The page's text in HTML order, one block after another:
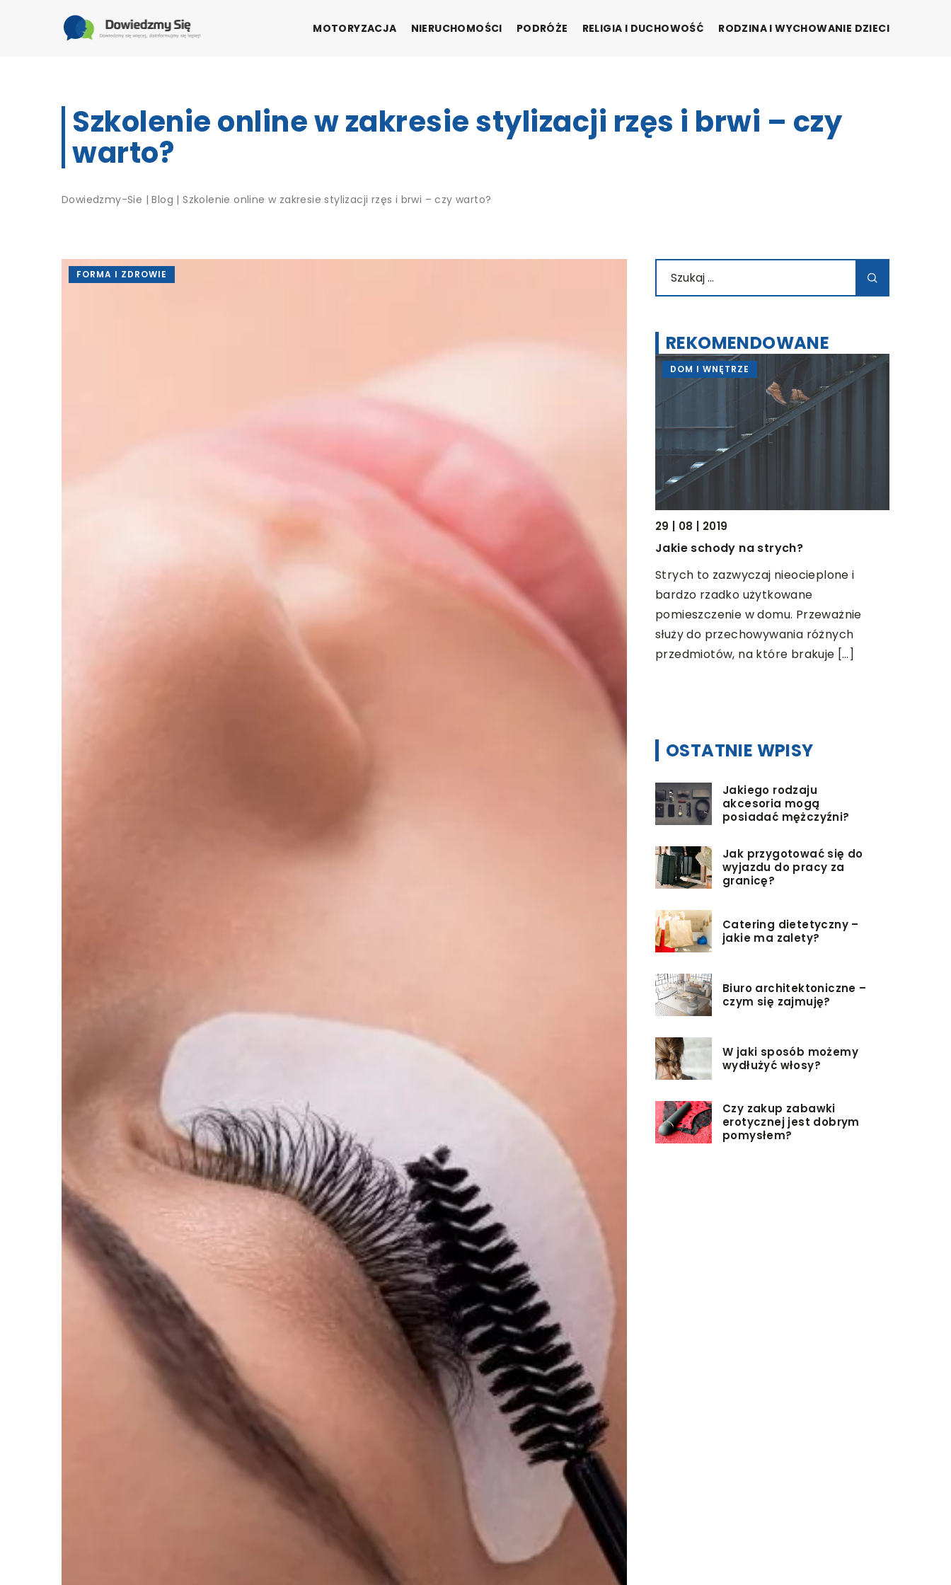
MOTORYZACJA NIERUCHOMOŚCI PODRÓŻE RELIGIA I DUCHOWOŚĆ RODZINA I WYCHOWANIE DZIECI
Szkolenie online w zakresie stylizacji rzęs i brwi – czy
warto?
Dowiedzmy-Sie |Blog |Szkolenie online w zakresie stylizacji rzęs i brwi – czy warto?
FORMA I ZDROWIE
REKOMENDOWANE
25 | 02 | 2021
Najpopularniejsze smartfony do
pracy w trudnych warunkach
Obecnie na rynku istnieje wiele
interesujących urządzeń
elektronicznych, które cechuje
niezwykła wytrzymałość i wiele
popularnych możliwości. Ponadto
DOM I WNĘTRZE
29 | 08 | 2019
Jakie schody na strych?
Strych to zazwyczaj nieocieplone i
bardzo rzadko użytkowane
pomieszczenie w domu. Przeważnie
służy do przechowywania różnych
przedmiotów, na które brakuje […]
OSTATNIE WPISY
Jakiego rodzaju
akcesoria mogą
posiadać mężczyźni?
Jak przygotować się do
wyjazdu do pracy za
granicę?
Catering dietetyczny –
jakie ma zalety?
Biuro architektoniczne –
czym się zajmuję?
W jaki sposób możemy
wydłużyć włosy?
Czy zakup zabawki
erotycznej jest dobrym
pomysłem?